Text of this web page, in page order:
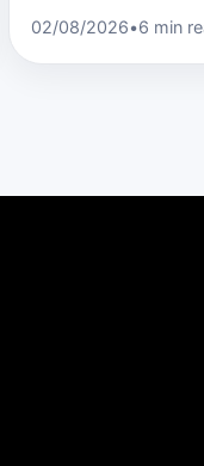
02/08/2026•6 min